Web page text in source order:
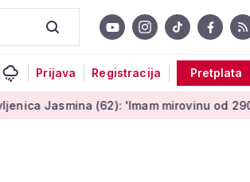
Prijava Registracija Pretplata
(62): 'Imam mirovinu od 290 eura, a